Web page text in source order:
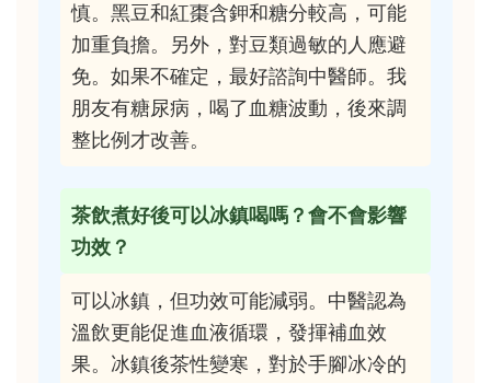
慎。黑豆和紅棗含鉀和糖分較高，可能
加重負擔。另外，對豆類過敏的人應避
免。如果不確定，最好諮詢中醫師。我
朋友有糖尿病，喝了血糖波動，後來調
整比例才改善。
茶飲煮好後可以冰鎮喝嗎？會不會影響
功效？
可以冰鎮，但功效可能減弱。中醫認為
溫飲更能促進血液循環，發揮補血效
果。冰鎮後茶性變寒，對於手腳冰冷的